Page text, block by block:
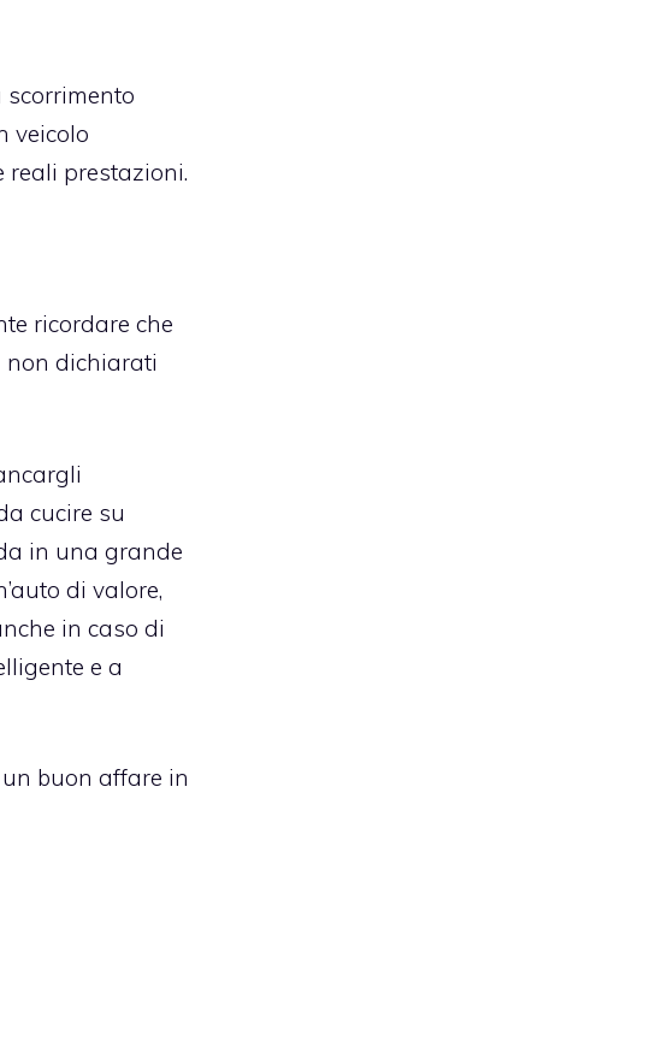
scorrimento
veicolo
reali prestazioni.
ricordare che
non dichiarati
cucire su
in una grande
di valore,
in caso di
e a
buon affare in